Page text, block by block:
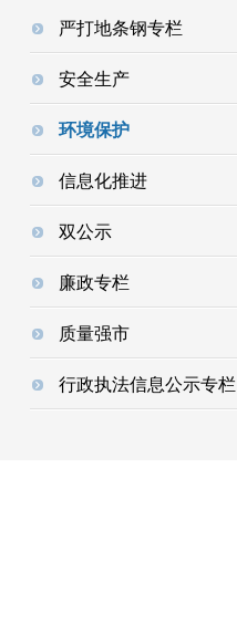
严打地条钢专栏
安全生产
环境保护
信息化推进
双公示
廉政专栏
质量强市
行政执法信息公示专栏